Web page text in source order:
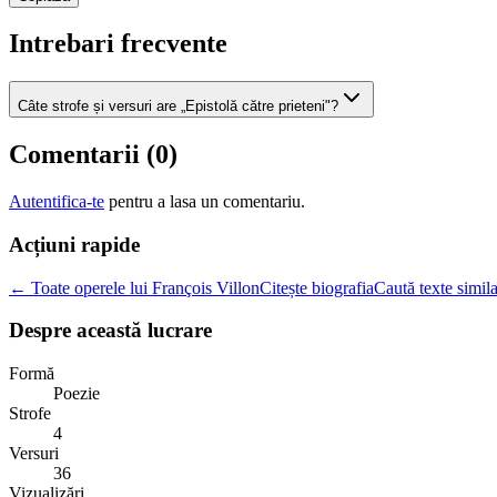
Intrebari frecvente
Câte strofe și versuri are „Epistolă către prieteni"?
Comentarii (0)
Autentifica-te pentru a lasa un comentariu.
Acțiuni rapide
← Toate operele lui François VillonCitește biografiaCaută texte
Despre această lucrare
Formă
Poezie
Strofe
4
Versuri
36
Vizualizări